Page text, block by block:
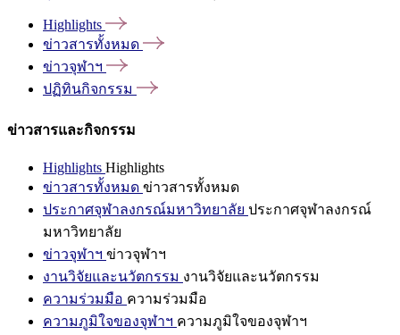
Highlights
ข่าวสารทั้งหมด
ข่าวจุฬาฯ
ปฏิทินกิจกรรม
ข่าวสารและกิจกรรม
Highlights Highlights
ข่าวสารทั้งหมด ข่าวสารทั้งหมด
ประกาศจุฬาลงกรณ์มหาวิทยาลัย ประกาศจุฬาลงกรณ์
มหาวิทยาลัย
ข่าวจุฬาฯ ข่าวจุฬาฯ
งานวิจัยและนวัตกรรม งานวิจัยและนวัตกรรม
ความร่วมมือ ความร่วมมือ
ความภูมิใจของจุฬาฯ ความภูมิใจของจุฬาฯ